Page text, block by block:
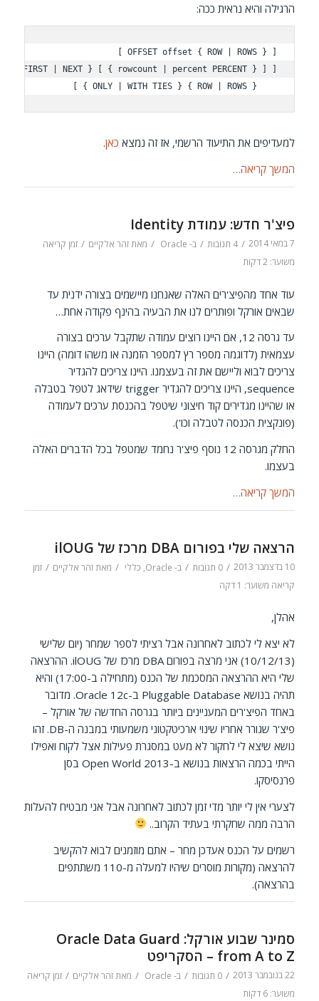
הרגילה והיא נראית ככה:
{ ROW | ROWS } { ONLY | WITH TIES } ]
למעדיפים את התיעוד הרשמי, אז זה נמצא כאן.
המשך קריאה…
פיצ'ר חדש: עמודת Identity
7 במאי 2014 / 4 תגובות / ב- Oracle
/ מאתזהר אלקיים / זמן קריאה
משוער: 2 דקות
עוד אחד מהפיצ'רים האלה שאנחנו מיישמים בצורה ידנית עד
שבאים אורקל ופותרים לנו את הבעיה בהינף פקודה אחת…
עד גרסה 12, אם היינו רוצים עמודה שתקבל ערכים בצורה
עצמאית (לדוגמה מספר רץ למספר הזמנה או משהו דומה) היינו
צריכים לבוא וליישם את זה בעצמנו. היינו צריכים להגדיר
sequence, היינו צריכים להגדיר trigger שידאג לטפל בטבלה
או שהיינו מגדירים קוד חיצוני שיטפל בהכנסת ערכים לעמודה
(פונקצית הכנסה לטבלה וכו').
החלק מגרסה 12 נוסף פיצ'ר נחמד שמטפל בכל הדברים האלה
בעצמו.
המשך קריאה…
הרצאה שלי בפורום DBA מרכז של ilOUG
10 בדצמבר 2013 / 0 תגובות / ב- Oracle
, כללי / מאתזהר אלקיים / זמן
קריאה משוער: 1 דקה
אהלן,
לא יצא לי לכתוב לאחרונה אבל רציתי לספר שמחר (יום שלישי
(10/12/13) אני מרצה בפורום DBA מרכז של ilOUG. ההרצאה
שלי היא ההרצאה המסכמת של הכנס (מתחילה ב-17:00) והיא
תהיה בנושא Pluggable Database ב-Oracle 12c. מדובר
באחד הפיצ'רים המעניינים ביותר בגרסה החדשה של אורקל –
פיצ'ר שגורר אחריו שינוי ארכיטקטוני משמעותי במבנה ה-DB. זהו
נושא שיצא לי לחקור לא מעט במסגרת פעילות אצל לקוח ואפילו
הייתי בכמה הרצאות בנושא ב-Open World 2013 בסן
פרנסיסקו.
לצערי אין לי יותר מדי זמן לכתוב לאחרונה אבל אני מבטיח להעלות
הרבה ממה שחקרתי בעתיד הקרוב..
רשמים על הכנס אעדכן מחר – אתם מוזמנים לבוא להקשיב
להרצאה (מקורות מוסרים שיהיו למעלה מ-110 משתתפים
בהרצאה).
סמינר שבוע אורקל: Oracle Data Guard
from A to Z – הסקריפט
22 בנובמבר 2013 / 0 תגובות / ב- Oracle
/ מאתזהר אלקיים / זמן קריאה
משוער: 6 דקות